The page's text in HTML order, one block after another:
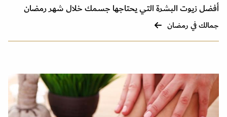
أفضل زيوت البشرة التي يحتاجها جسمك خلال شهر رمضان
جمالك في رمضان